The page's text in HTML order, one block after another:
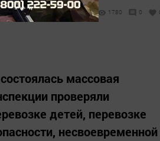
1780 0
массовая
проверяли
детей, перевозке
несвоевременной